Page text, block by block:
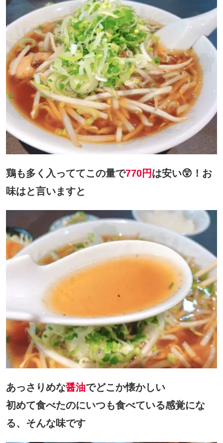
鶏も多く入っててこの量で770円は安い😲！お
味はと言いますと
あっさりめな醤油でどこか懐かしい
初めて食べたのにいつも食べている感覚にな
る、そんな味です